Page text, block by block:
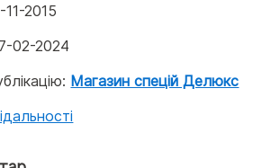
11-2015
02-2024
Магазин спецій Делюкс